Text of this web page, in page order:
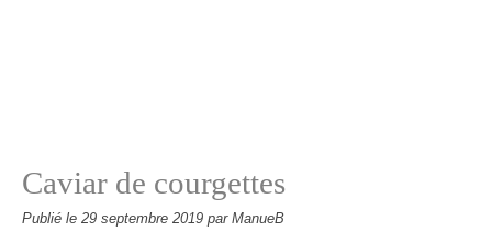
Caviar de courgettes
Publié le 29 septembre 2019 par ManueB